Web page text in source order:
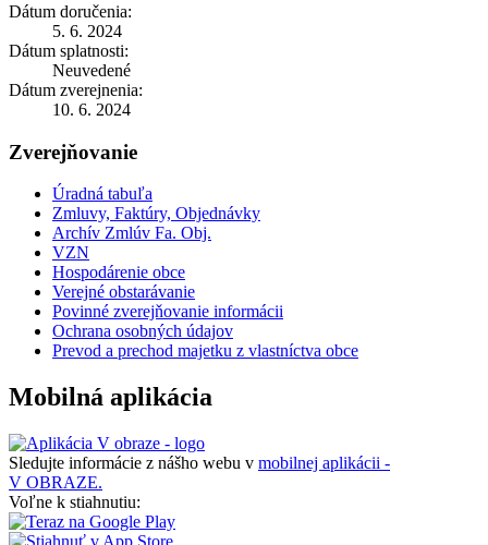
Dátum doručenia:
5. 6. 2024
Dátum splatnosti:
Neuvedené
Dátum zverejnenia:
10. 6. 2024
Zverejňovanie
Úradná tabuľa
Zmluvy, Faktúry, Objednávky
Archív Zmlúv Fa. Obj.
VZN
Hospodárenie obce
Verejné obstarávanie
Povinné zverejňovanie informácii
Ochrana osobných údajov
Prevod a prechod majetku z vlastníctva obce
Mobilná aplikácia
Sledujte informácie z nášho webu v mobilnej aplikácii -
V OBRAZE.
Voľne k stiahnutiu: